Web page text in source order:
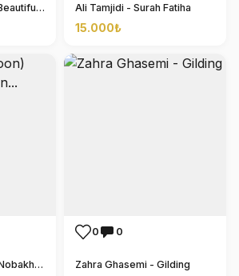
Mitra Sadat Amini - Beautiful Elnaz Ali Tamjidi - Surah Fatiha
15.000₺
Somayeh (Nilgoon) Nobakht - I'm Iran...
0 0
Zahra Ghasemi - Gilding